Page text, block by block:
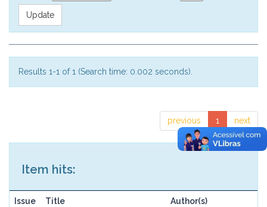
Results 1-1 of 1 (Search time: 0.002 seconds).
previous 1 next
Item hits:
Issue
Title Author(s)